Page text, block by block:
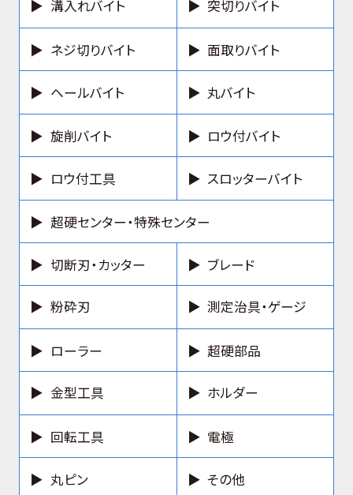
溝入れバイト 突切りバイト
ネジ切りバイト 面取りバイト
ヘールバイト 丸バイト
旋削バイト ロウ付バイト
ロウ付工具 スロッターバイト
超硬センター・特殊センター
切断刃・カッター ブレード
粉砕刃 測定治具・ゲージ
ローラー 超硬部品
金型工具 ホルダー
回転工具 電極
丸ピン その他